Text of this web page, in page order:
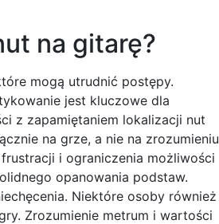
na gitarę?
mogą utrudnić postępy.
jest kluczowe dla
z zapamiętaniem lokalizacji nut
na grze, a nie na zrozumieniu
i ograniczenia możliwości
opanowania podstaw.
Niektóre osoby również
Zrozumienie metrum i wartości